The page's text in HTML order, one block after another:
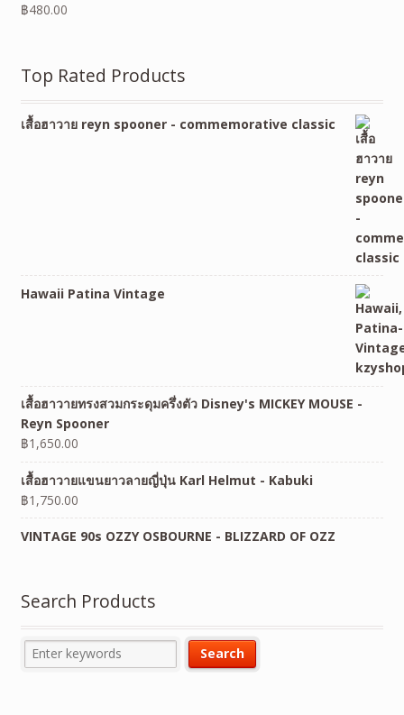
฿480.00
Top Rated Products
เสื้อฮาวาย reyn spooner - commemorative classic
Hawaii Patina Vintage
เสื้อฮาวายทรงสวมกระดุมครึ่งตัว Disney's MICKEY MOUSE -
Reyn Spooner
฿1,650.00
เสื้อฮาวายแขนยาวลายญี่ปุ่น Karl Helmut - Kabuki
฿1,750.00
VINTAGE 90s OZZY OSBOURNE - BLIZZARD OF OZZ
Search Products